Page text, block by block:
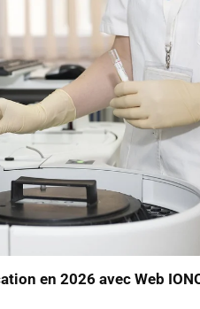
en 2026 avec Web